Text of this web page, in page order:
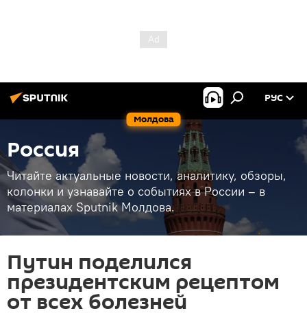
Молдова
РУС
Россия
Читайте актуальные новости, аналитику, обзоры,
колонки и узнавайте о событиях в России – в
материалах Sputnik Молдова.
Путин поделился
президентским рецептом
от всех болезней